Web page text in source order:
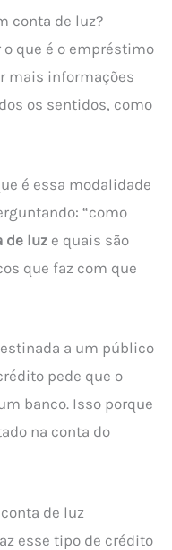
conta de luz?
o que é o empréstimo
mais informações
os sentidos, como
é essa modalidade
“como
de luz e quais são
que faz com que
a um público
pede que o
banco. Isso porque
na conta do
de luz
esse tipo de crédito